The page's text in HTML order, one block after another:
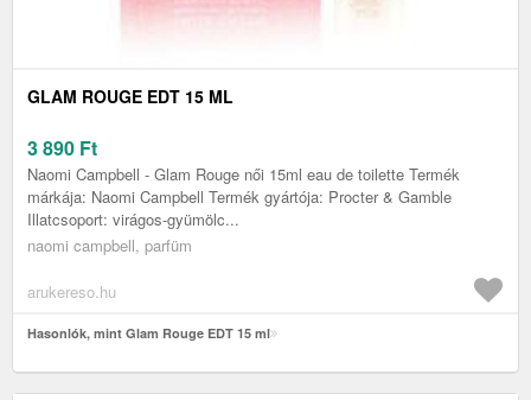
GLAM ROUGE EDT 15 ML
3 890 Ft
Naomi Campbell - Glam Rouge női 15ml eau de toilette Termék
márkája: Naomi Campbell Termék gyártója: Procter & Gamble
Illatcsoport: virágos-gyümölc...
naomi campbell, parfüm
arukereso.hu
Hasonlók, mint Glam Rouge EDT 15 ml